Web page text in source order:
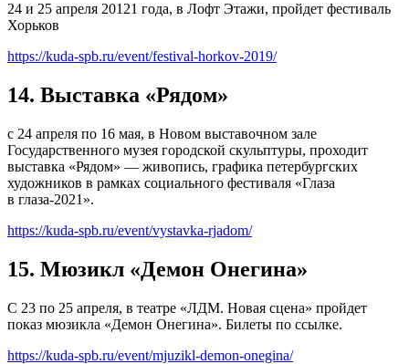
24 и 25 апреля 20121 года, в Лофт Этажи, пройдет фестиваль
Хорьков
https://kuda-spb.ru/event/festival-horkov-2019/
14. Выставка «Рядом»
с 24 апреля по 16 мая, в Новом выставочном зале
Государственного музея городской скульптуры, проходит
выставка «Рядом» — живопись, графика петербургских
художников в рамках социального фестиваля «Глаза
в глаза-2021».
https://kuda-spb.ru/event/vystavka-rjadom/
15. Мюзикл «Демон Онегина»
С 23 по 25 апреля, в театре «ЛДМ. Новая сцена» пройдет
показ мюзикла «Демон Онегина». Билеты по ссылке.
https://kuda-spb.ru/event/mjuzikl-demon-onegina/